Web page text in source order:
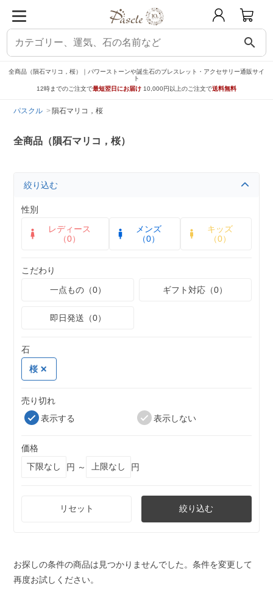
search
全商品（隕石マリコ，桜）｜パワーストーンや誕生石のブレスレット・アクセサリー通販サイ
ト
12時までのご注文で最短翌日にお届け 10,000円以上のご注文で送料無料
パスクル 隕石マリコ，桜
全商品（隕石マリコ，桜）
絞り込む
性別
レディース
（0）
メンズ
（0）
キッズ
（0）
こだわり
一点もの（0）
ギフト対応（0）
即日発送（0）
石
桜
売り切れ
表示する
表示しない
価格
円 ～
円
リセット 絞り込む
お探しの条件の商品は見つかりませんでした。条件を変更して
再度お試しください。